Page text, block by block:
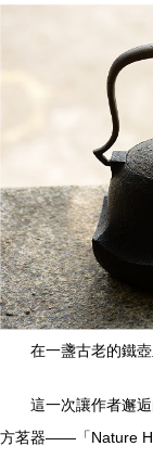
在一盞古老的鐵
這一次讓作者邂
方茗器——「Nature